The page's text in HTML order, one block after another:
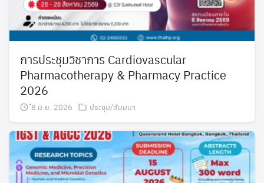
Search
for: Search
การประชุมวิชาการ Cardiovascular
Pharmacotherapy & Pharmacy Practice
2026
๋8 มิ.ย. 2026 ประชุม/สัมมนา